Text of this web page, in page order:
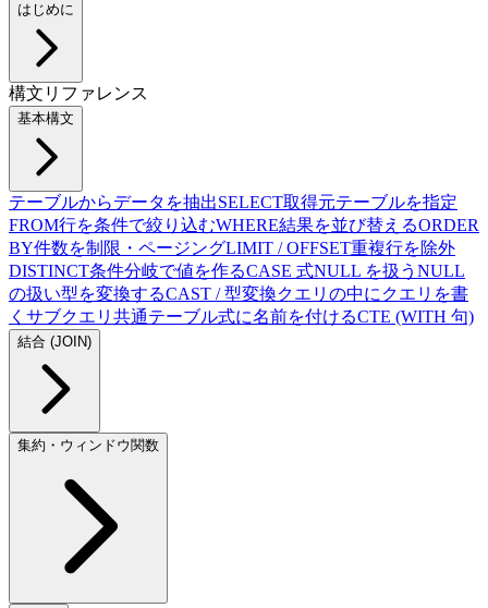
はじめに
構文リファレンス
基本構文
テーブルからデータを抽出SELECT取得元テーブルを指定
FROM行を条件で絞り込むWHERE結果を並び替えるORDER
BY件数を制限・ページングLIMIT / OFFSET重複行を除外
DISTINCT条件分岐で値を作るCASE 式NULL を扱う NULL
の扱い型を変換するCAST / 型変換クエリの中にクエリを書
く サブクエリ 共通テーブル式に名前を付けるCTE (WITH 句)
結合 (JOIN)
集約・ウィンドウ関数